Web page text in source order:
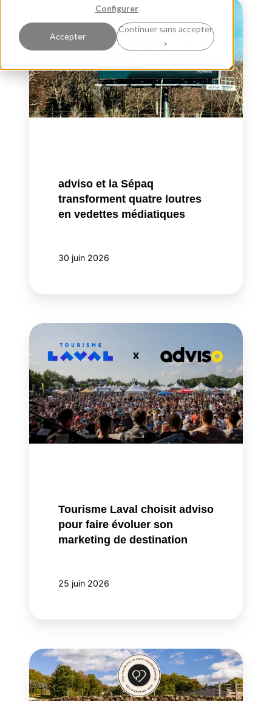
Configurer
Accepter
Continuer sans accepter
>
et
Sépaq
quatre
loutres
en
adviso et la Sépaq
transforment quatre loutres
en vedettes médiatiques
30 juin 2026
Tourisme
choisit
adviso
pour
faire
évoluer
son
Tourisme Laval choisit adviso
pour faire évoluer son
marketing de destination
25 juin 2026
adviso
reconnue
au